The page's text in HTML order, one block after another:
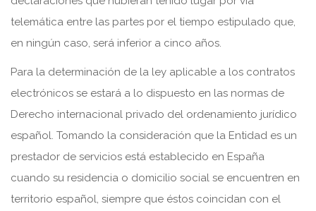
telemática entre las partes por el tiempo estipulado que,
en ningún caso, será inferior a cinco años.
Para la determinación de la ley aplicable a los contratos
electrónicos se estará a lo dispuesto en las normas de
Derecho internacional privado del ordenamiento jurídico
español. Tomando la consideración que la Entidad es un
prestador de servicios está establecido en España
cuando su residencia o domicilio social se encuentren en
territorio español, siempre que éstos coincidan con el